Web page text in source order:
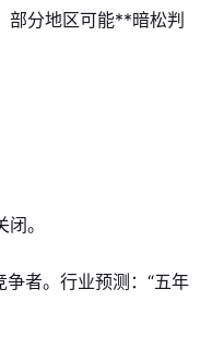
部分地区可能**暗松判
。
者。行业预测：“五年